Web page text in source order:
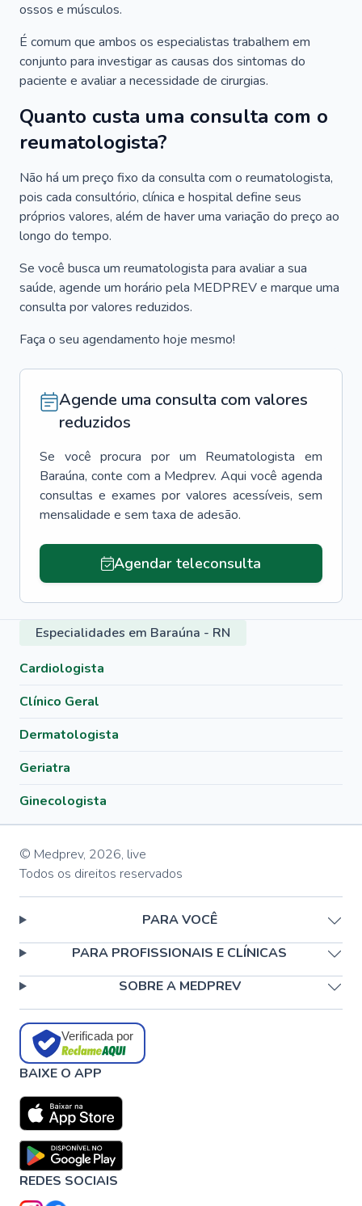
ossos e músculos.
É comum que ambos os especialistas trabalhem em
conjunto para investigar as causas dos sintomas do
paciente e avaliar a necessidade de cirurgias.
Quanto custa uma consulta com o
reumatologista?
Não há um preço fixo da consulta com o reumatologista,
pois cada consultório, clínica e hospital define seus
próprios valores, além de haver uma variação do preço ao
longo do tempo.
Se você busca um reumatologista para avaliar a sua
saúde, agende um horário pela MEDPREV e marque uma
consulta por valores reduzidos.
Faça o seu agendamento hoje mesmo!
Agende uma consulta com valores
reduzidos
Se você procura por um Reumatologista em
Baraúna, conte com a Medprev. Aqui você agenda
consultas e exames por valores acessíveis, sem
mensalidade e sem taxa de adesão.
Agendar teleconsulta
Especialidades em Baraúna - RN
Cardiologista
Clínico Geral
Dermatologista
Geriatra
Ginecologista
© Medprev, 2026, live
Todos os direitos reservados
PARA VOCÊ
PARA PROFISSIONAIS E CLÍNICAS
SOBRE A MEDPREV
Verificada por
BAIXE O APP
REDES SOCIAIS